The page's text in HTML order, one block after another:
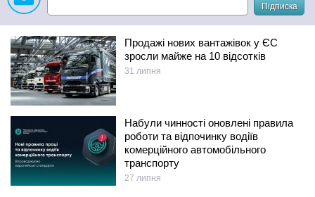
Підписка
Продажі нових вантажівок у ЄС
зросли майже на 10 відсотків
31 липня
Набули чинності оновлені правила
роботи та відпочинку водіїв
комерційного автомобільного
транспорту
27 липня